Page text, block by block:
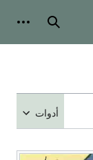
بحث
أدوات